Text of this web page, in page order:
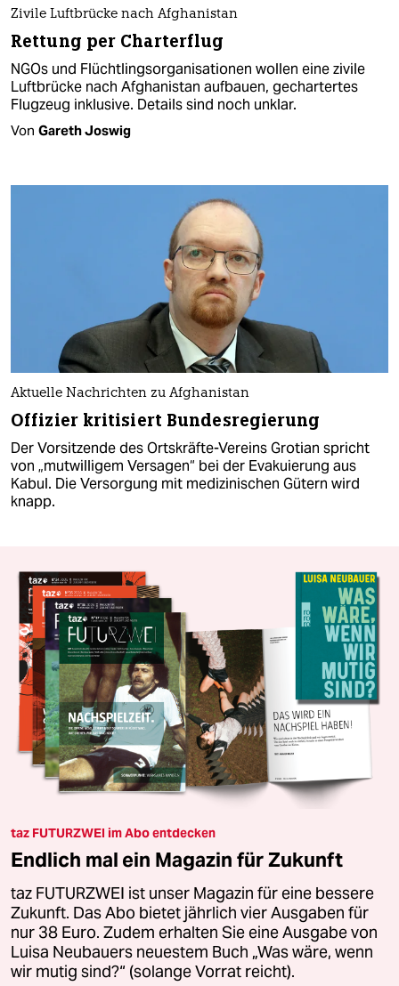
Zivile Luftbrücke nach Afghanistan
Rettung per Charterflug
NGOs und Flüchtlingsorganisationen wollen eine zivile
Luftbrücke nach Afghanistan aufbauen, gechartertes
Flugzeug inklusive. Details sind noch unklar.
Von Gareth Joswig
Aktuelle Nachrichten zu Afghanistan
Offizier kritisiert Bundesregierung
Der Vorsitzende des Ortskräfte-Vereins Grotian spricht
von „mutwilligem Versagen“ bei der Evakuierung aus
Kabul. Die Versorgung mit medizinischen Gütern wird
knapp.
taz FUTURZWEI im Abo entdecken
Endlich mal ein Magazin für Zukunft
taz FUTURZWEI ist unser Magazin für eine bessere
Zukunft. Das Abo bietet jährlich vier Ausgaben für
nur 38 Euro. Zudem erhalten Sie eine Ausgabe von
Luisa Neubauers neuestem Buch „Was wäre, wenn
wir mutig sind?“ (solange Vorrat reicht).